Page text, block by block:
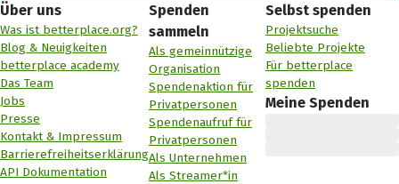
Über uns
Was ist betterplace.org?
Blog & Neuigkeiten
betterplace academy
Das Team
Jobs
Presse
Kontakt & Impressum
Barrierefreiheitserklärung
API Dokumentation
Spenden
sammeln
Als gemeinnützige
Organisation
Spendenaktion für
Privatpersonen
Spendenaufruf für
Privatpersonen
Als Unternehmen
Als Streamer*in
Selbst spenden
Projektsuche
Beliebte Projekte
Für betterplace
spenden
Meine Spenden